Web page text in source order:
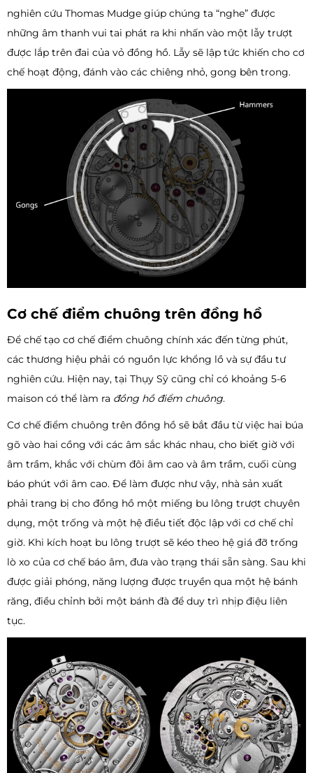
nghiên cứu Thomas Mudge giúp chúng ta “nghe” được
những âm thanh vui tai phát ra khi nhấn vào một lẫy trượt
được lắp trên đai của vỏ đồng hồ. Lẫy sẽ lập tức khiến cho cơ
chế hoạt động, đánh vào các chiêng nhỏ, gong bên trong.
Cơ chế điểm chuông trên đồng hồ
Để chế tạo cơ chế điểm chuông chính xác đến từng phút,
các thương hiệu phải có nguồn lực khổng lồ và sự đầu tư
nghiên cứu. Hiện nay, tại Thụy Sỹ cũng chỉ có khoảng 5-6
maison có thể làm ra đồng hồ điểm chuông.
Cơ chế điểm chuông trên đồng hồ sẽ bắt đầu từ việc hai búa
gõ vào hai cồng với các âm sắc khác nhau, cho biết giờ với
âm trầm, khắc với chùm đôi âm cao và âm trầm, cuối cùng
báo phút với âm cao. Để làm được như vậy, nhà sản xuất
phải trang bị cho đồng hồ một miếng bu lông trượt chuyên
dụng, một trống và một hệ điều tiết độc lập với cơ chế chỉ
giờ. Khi kích hoạt bu lông trượt sẽ kéo theo hệ giá đỡ trống
lò xo của cơ chế báo âm, đưa vào trạng thái sẵn sàng. Sau khi
được giải phóng, năng lượng được truyền qua một hệ bánh
răng, điều chỉnh bởi một bánh đà để duy trì nhịp điệu liên
tục.